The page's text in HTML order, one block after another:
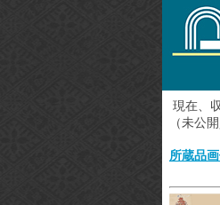
現在、
（未公
所蔵品